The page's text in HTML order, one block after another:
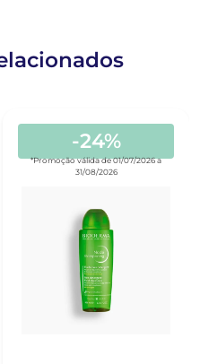
-24%
*Promoção válida de 01/07/2026 a
31/08/2026